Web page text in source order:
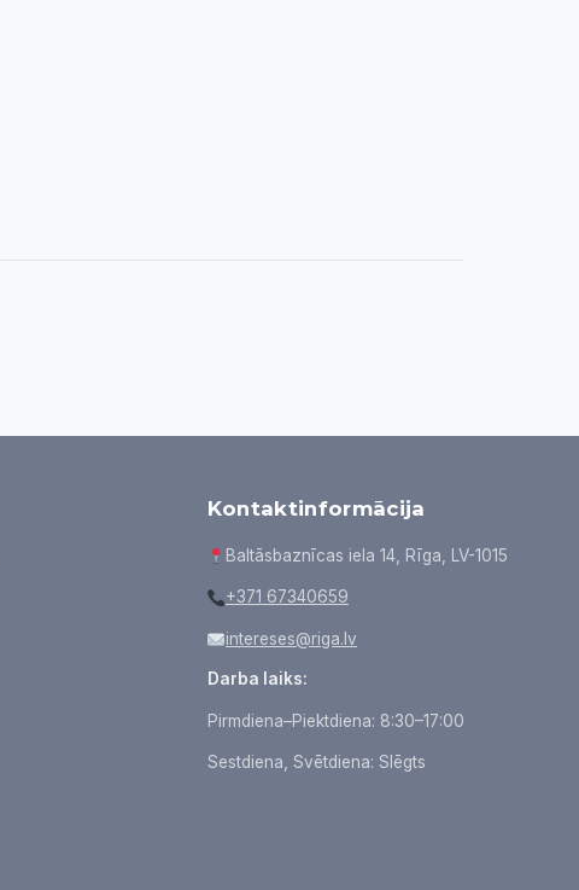
Kontaktinformācija
Baltāsbaznīcas iela 14, Rīga, LV-1015
+371 67340659
intereses@riga.lv
Darba laiks:
Pirmdiena–Piektdiena: 8:30–17:00
Sestdiena, Svētdiena: Slēgts